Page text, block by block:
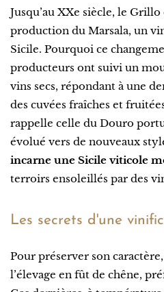
Jusqu’au XXe siècle, le
production du Marsala, un
Sicile. Pourquoi ce
producteurs ont suivi un
vins secs, répondant à une
des cuvées fraîches et
rappelle celle du Douro
évolué vers de nouveaux
incarne une Sicile viticole
terroirs ensoleillés par des
Les secrets d'une
Pour préserver son
l’élevage en fût de chêne,